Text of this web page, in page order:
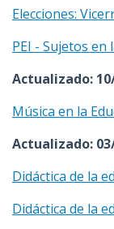
Elecciones:
PEI - Sujetos en
Actualizado:
Música en la
Actualizado:
Didáctica de la
Didáctica de la